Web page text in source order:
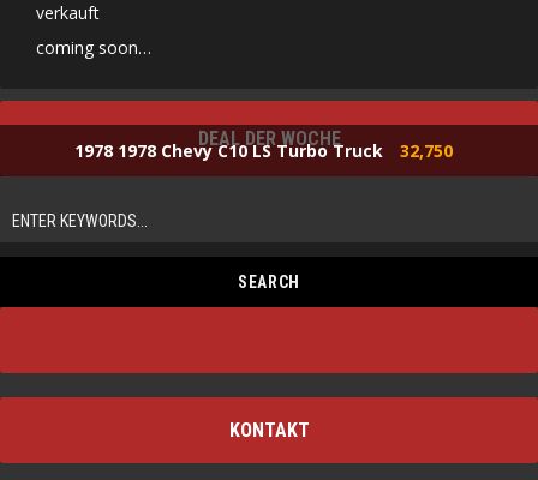
verkauft
coming soon…
DEAL DER WOCHE
1978 1978 Chevy C10 LS Turbo Truck 32,750
KONTAKT